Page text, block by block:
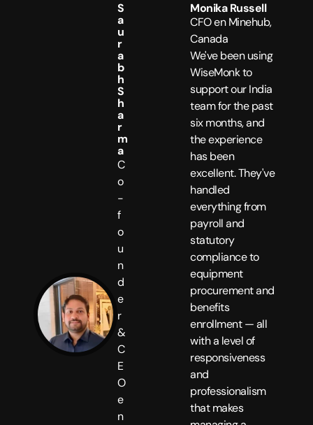
S
a
u
r
a
b
h
S
h
a
r
m
a
C
o
-
f
o
u
n
d
e
r
&
C
E
O
e
n
Monika Russell
CFO en Minehub,
Canada
We've been using
WiseMonk to
support our India
team for the past
six months, and
the experience
has been
excellent. They've
handled
everything from
payroll and
statutory
compliance to
equipment
procurement and
benefits
enrollment — all
with a level of
responsiveness
and
professionalism
that makes